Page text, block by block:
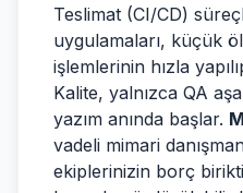
Teslimat (CI/CD)
uygulamaları, küçük
işlemlerinin hızla
Kalite, yalnızca QA
yazım anında başlar.
vadeli mimari
ekiplerinizin borç